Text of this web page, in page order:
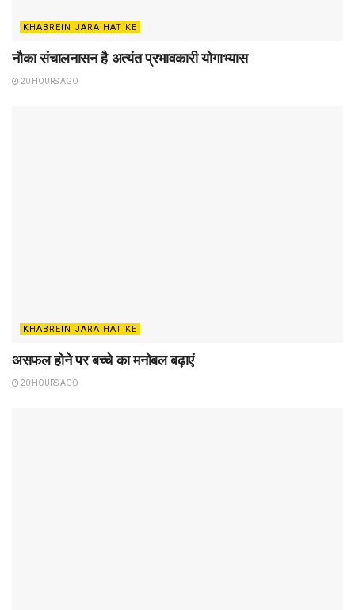
KHABREIN JARA HAT KE
नौका संचालनासन है अत्यंत प्रभावकारी योगाभ्यास
20 HOURS AGO
KHABREIN JARA HAT KE
असफल होने पर बच्चे का मनोबल बढ़ाएं
20 HOURS AGO